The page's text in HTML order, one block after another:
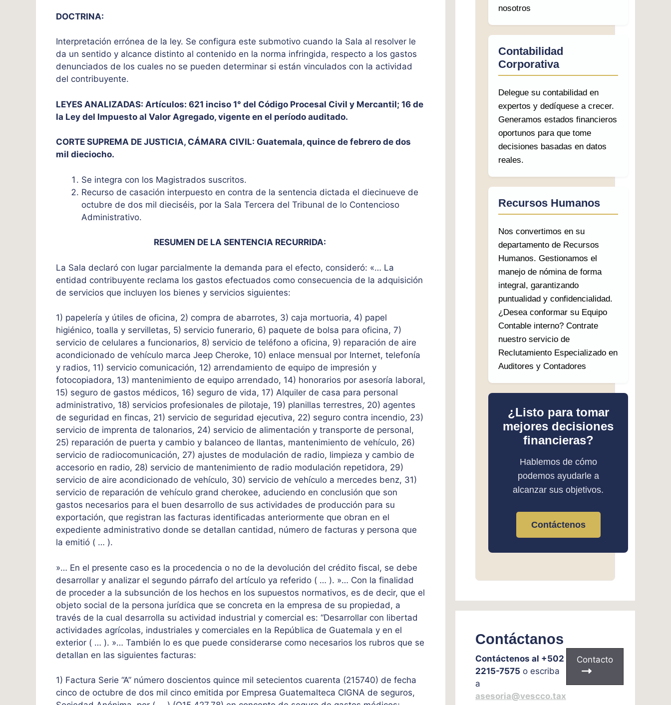
DOCTRINA:
Interpretación errónea de la ley. Se configura este submotivo cuando la Sala al resolver le
da un sentido y alcance distinto al contenido en la norma infringida, respecto a los gastos
denunciados de los cuales no se pueden determinar si están vinculados con la actividad
del contribuyente.
LEYES ANALIZADAS: Artículos: 621 inciso 1° del Código Procesal Civil y Mercantil; 16 de
la Ley del Impuesto al Valor Agregado, vigente en el período auditado.
CORTE SUPREMA DE JUSTICIA, CÁMARA CIVIL: Guatemala, quince de febrero de dos
mil dieciocho.
Se integra con los Magistrados suscritos.
Recurso de casación interpuesto en contra de la sentencia dictada el diecinueve de
octubre de dos mil dieciséis, por la Sala Tercera del Tribunal de lo Contencioso
Administrativo.
RESUMEN DE LA SENTENCIA RECURRIDA:
La Sala declaró con lugar parcialmente la demanda para el efecto, consideró: «… La
entidad contribuyente reclama los gastos efectuados como consecuencia de la adquisición
de servicios que incluyen los bienes y servicios siguientes:
1) papelería y útiles de oficina, 2) compra de abarrotes, 3) caja mortuoria, 4) papel
higiénico, toalla y servilletas, 5) servicio funerario, 6) paquete de bolsa para oficina, 7)
servicio de celulares a funcionarios, 8) servicio de teléfono a oficina, 9) reparación de aire
acondicionado de vehículo marca Jeep Cheroke, 10) enlace mensual por Internet, telefonía
y radios, 11) servicio comunicación, 12) arrendamiento de equipo de impresión y
fotocopiadora, 13) mantenimiento de equipo arrendado, 14) honorarios por asesoría laboral,
15) seguro de gastos médicos, 16) seguro de vida, 17) Alquiler de casa para personal
administrativo, 18) servicios profesionales de pilotaje, 19) planillas terrestres, 20) agentes
de seguridad en fincas, 21) servicio de seguridad ejecutiva, 22) seguro contra incendio, 23)
servicio de imprenta de talonarios, 24) servicio de alimentación y transporte de personal,
25) reparación de puerta y cambio y balanceo de llantas, mantenimiento de vehículo, 26)
servicio de radiocomunicación, 27) ajustes de modulación de radio, limpieza y cambio de
accesorio en radio, 28) servicio de mantenimiento de radio modulación repetidora, 29)
servicio de aire acondicionado de vehículo, 30) servicio de vehículo a mercedes benz, 31)
servicio de reparación de vehículo grand cherokee, aduciendo en conclusión que son
gastos necesarios para el buen desarrollo de sus actividades de producción para su
exportación, que registran las facturas identificadas anteriormente que obran en el
expediente administrativo donde se detallan cantidad, número de facturas y persona que
la emitió ( … ).
»… En el presente caso es la procedencia o no de la devolución del crédito fiscal, se debe
desarrollar y analizar el segundo párrafo del artículo ya referido ( … ). »… Con la finalidad
de proceder a la subsunción de los hechos en los supuestos normativos, es de decir, que el
objeto social de la persona jurídica que se concreta en la empresa de su propiedad, a
través de la cual desarrolla su actividad industrial y comercial es: “Desarrollar con libertad
actividades agrícolas, industriales y comerciales en la República de Guatemala y en el
exterior ( … ). »… También lo es que puede considerarse como necesarios los rubros que se
detallan en las siguientes facturas:
1) Factura Serie “A” número doscientos quince mil setecientos cuarenta (215740) de fecha
cinco de octubre de dos mil cinco emitida por Empresa Guatemalteca CIGNA de seguros,
nosotros
Contabilidad
Corporativa
Delegue su contabilidad en
expertos y dedíquese a crecer.
Generamos estados financieros
oportunos para que tome
decisiones basadas en datos
reales.
Recursos Humanos
Nos convertimos en su
departamento de Recursos
Humanos. Gestionamos el
manejo de nómina de forma
integral, garantizando
puntualidad y confidencialidad.
¿Desea conformar su Equipo
Contable interno? Contrate
nuestro servicio de
Reclutamiento Especializado en
Auditores y Contadores
¿Listo para tomar
mejores decisiones
financieras?
Hablemos de cómo
podemos ayudarle a
alcanzar sus objetivos.
Contáctenos
Contáctanos
Contáctenos al +502
2215-7575 o escriba
a
asesoria@vescco.tax
Contacto